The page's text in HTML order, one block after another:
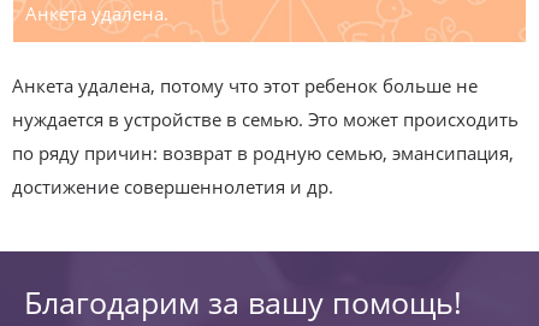
Анкета удалена.
Анкета удалена, потому что этот ребенок больше не
нуждается в устройстве в семью. Это может происходить
по ряду причин: возврат в родную семью, эмансипация,
достижение совершеннолетия и др.
Благодарим за вашу помощь!